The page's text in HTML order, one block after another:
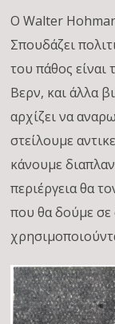
Ο Walter
Σπουδάζει
του πάθος είναι
Βερν, και άλλα
αρχίζει να
στείλουμε
κάνουμε
περιέργεια θα
που θα δούμε σε